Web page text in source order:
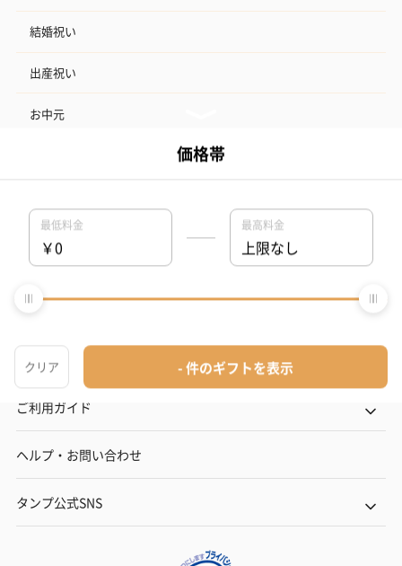
結婚祝い
出産祝い
お中元
その他のシーン
ご利用ガイド
ヘルプ・お問い合わせ
タンプ公式SNS